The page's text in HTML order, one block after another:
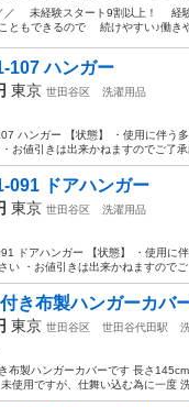
未経験スタート9割以上！ 経験
ともできるので 続けやすい♪働き
107 ハンガー
東京 世田谷区
洗濯用品
ハンガー 【状態】 ・使用に伴う
お値引きは出来かねますのでご了
091 ドアハンガー
東京 世田谷区
洗濯用品
ドアハンガー 【状態】 ・使用に
い ・お値引きは出来かねますので
き布製ハンガーカバ
東京 世田谷区 世田谷代田駅
布製ハンガーカバーです 長さ
使用ですが、仕舞い込む為に一度